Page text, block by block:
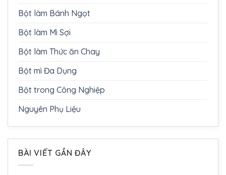
Bột làm Bánh Ngọt
Bột làm Mì Sợi
Bột làm Thức ăn Chay
Bột mì Đa Dụng
Bột trong Công Nghiệp
Nguyên Phụ Liệu
BÀI VIẾT GẦN ĐÂY